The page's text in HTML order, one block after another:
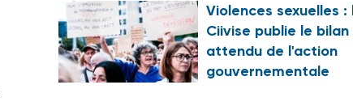
Violences sexuelles :
Ciivise publie le
attendu de l'action
gouvernementale